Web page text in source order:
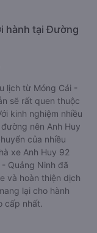
hành tại Đường
lịch từ Móng Cái -
sẽ rất quen thuộc
kinh nghiệm nhiều
nên Anh Huy
của nhiều
xe Anh Huy 92
Quảng Ninh đã
và hoàn thiện dịch
lại cho hành
cấp nhất.